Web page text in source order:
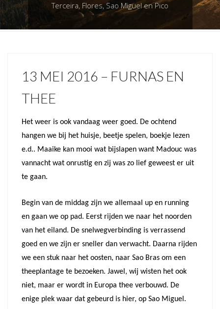
Terceira, Flores, Sao Miguel en Pico
13 MEI 2016 – FURNAS EN
THEE
Het weer is ook vandaag weer goed. De ochtend
hangen we bij het huisje, beetje spelen, boekje lezen
e.d.. Maaike kan mooi wat bijslapen want Madouc was
vannacht wat onrustig en zij was zo lief geweest er uit
te gaan.
Begin van de middag zijn we allemaal up en running
en gaan we op pad. Eerst rijden we naar het noorden
van het eiland. De snelwegverbinding is verrassend
goed en we zijn er sneller dan verwacht. Daarna rijden
we een stuk naar het oosten, naar Sao Bras om een
theeplantage te bezoeken. Jawel, wij wisten het ook
niet, maar er wordt in Europa thee verbouwd. De
enige plek waar dat gebeurd is hier, op Sao Miguel.